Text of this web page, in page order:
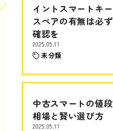
イントスマートキー
スペアの有無は必ず
確認を
2025.05.11
未分類
中古スマートの値段
相場と賢い選び方
2025.05.11